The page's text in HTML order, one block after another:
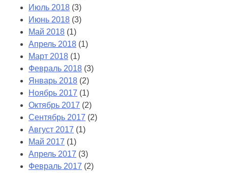
Июль 2018 (3)
Июнь 2018 (3)
Май 2018 (1)
Апрель 2018 (1)
Март 2018 (1)
Февраль 2018 (3)
Январь 2018 (2)
Ноябрь 2017 (1)
Октябрь 2017 (2)
Сентябрь 2017 (2)
Август 2017 (1)
Май 2017 (1)
Апрель 2017 (3)
Февраль 2017 (2)